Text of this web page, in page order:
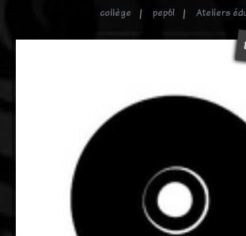
collège pep61 Ateliers